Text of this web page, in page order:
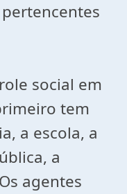
social em
tem
a escola, a
a
agentes